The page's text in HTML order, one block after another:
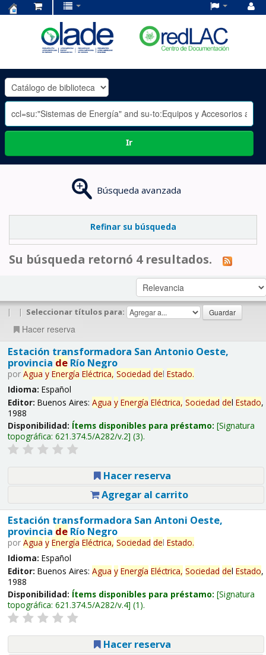
OLADE
-
Ir
Búsqueda avanzada
Refinar su búsqueda
Su búsqueda retornó 4 resultados.
| | Seleccionar títulos para:
Hacer reserva
Estación transformadora San Antonio Oeste,
provincia deRío Negro
por Agua y Energía Eléctrica, Sociedad del Estado.
Idioma: Español
Editor: Buenos Aires: Agua y Energía Eléctrica, Sociedad del Estado,
1988
Disponibilidad: Ítems disponibles para préstamo: Signatura
topográfica: 621.374.5/A282/v.2 (3).
Hacer reserva
Agregar al carrito
Estación transformadora San Antoni Oeste,
provincia deRío Negro
por Agua y Energía Eléctrica, Sociedad del Estado.
Idioma: Español
Editor: Buenos Aires: Agua y Energía Eléctrica, Sociedad del Estado,
1988
Disponibilidad: Ítems disponibles para préstamo: Signatura
topográfica: 621.374.5/A282/v.4 (1).
Hacer reserva